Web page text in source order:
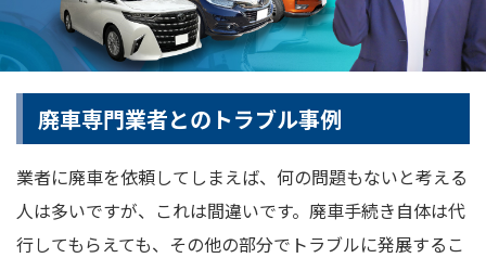
廃車専門業者とのトラブル事例
業者に廃車を依頼してしまえば、何の問題もないと考える
人は多いですが、これは間違いです。廃車手続き自体は代
行してもらえても、その他の部分でトラブルに発展するこ